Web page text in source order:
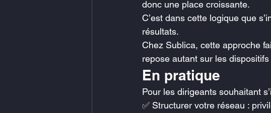
donc une place croissante.
C’est dans cette logique que
résultats.
Chez Sublica, cette approche
repose autant sur les
En pratique
Pour les dirigeants souhaitant
✅ Structurer votre réseau :